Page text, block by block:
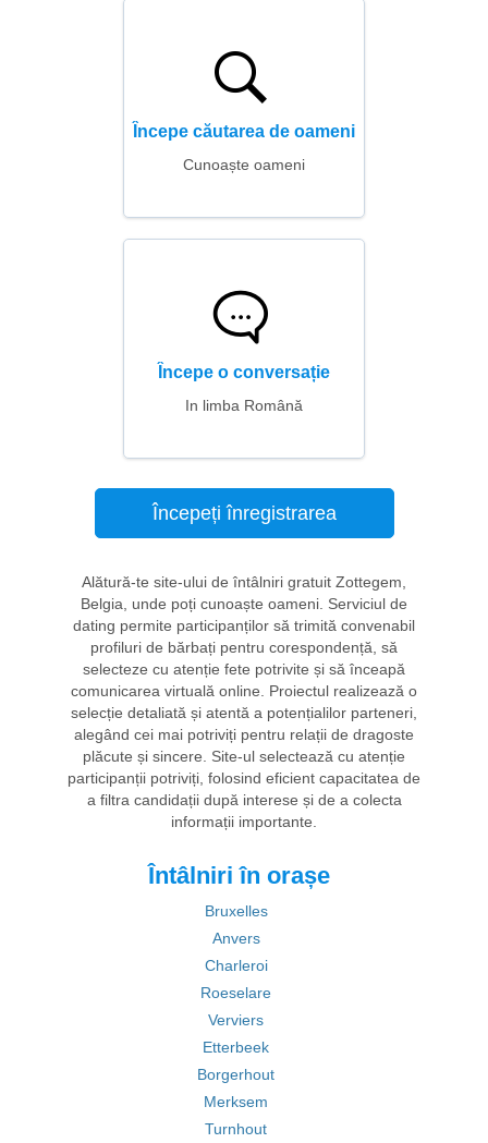
Începe căutarea de oameni
Cunoaște oameni
Începe o conversație
In limba Română
Începeți înregistrarea
Alătură-te site-ului de întâlniri gratuit Zottegem,
Belgia, unde poți cunoaște oameni. Serviciul de
dating permite participanților să trimită convenabil
profiluri de bărbați pentru corespondență, să
selecteze cu atenție fete potrivite și să înceapă
comunicarea virtuală online. Proiectul realizează o
selecție detaliată și atentă a potențialilor parteneri,
alegând cei mai potriviți pentru relații de dragoste
plăcute și sincere. Site-ul selectează cu atenție
participanții potriviți, folosind eficient capacitatea de
a filtra candidații după interese și de a colecta
informații importante.
Întâlniri în orașe
Bruxelles
Anvers
Charleroi
Roeselare
Verviers
Etterbeek
Borgerhout
Merksem
Turnhout